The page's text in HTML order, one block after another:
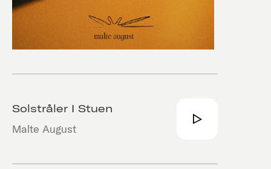
Solstråler I Stuen
Malte August